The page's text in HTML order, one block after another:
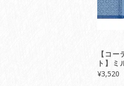
【コ
ト】ミ
¥3,520